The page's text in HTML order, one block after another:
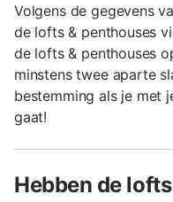
Volgens de gegevens
de lofts & penthouses
de lofts & penthouses
minstens twee aparte
bestemming als je met
gaat!
Hebben de